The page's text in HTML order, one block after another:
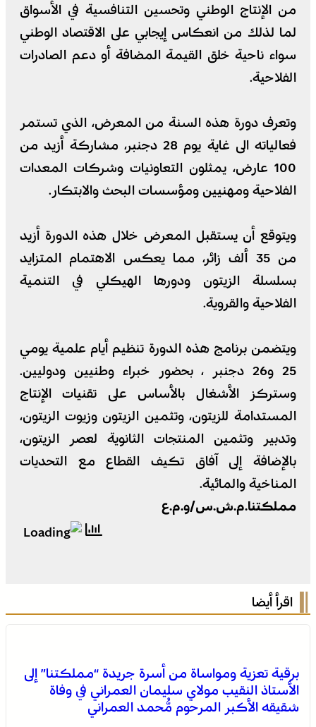
من الإنتاج الوطني وتحسين التنافسية في الأسواق
لما لذلك من انعكاس إيجابي على الاقتصاد الوطني
سواء ناحية خلق القيمة المضافة أو دعم الصادرات
الفلاحية.
وتعرف دورة هذه السنة من المعرض، الذي تستمر
فعالياته الى غاية يوم 28 دجنبر، مشاركة أزيد من
100 عارض، يمثلون التعاونيات وشركات المعدات
الفلاحية ومهنيين ومؤسسات البحث والابتكار.
ويتوقع أن يستقبل المعرض خلال هذه الدورة أزيد
من 35 ألف زائر، مما يعكس الاهتمام المتزايد
بسلسلة الزيتون ودورها الهيكلي في التنمية
الفلاحية والقروية.
ويتضمن برنامج هذه الدورة تنظيم أيام علمية يومي
25 و26 دجنبر ، بحضور خبراء وطنيين ودوليين.
وستركز الأشغال بالأساس على تقنيات الإنتاج
المستدامة للزيتون، وتثمين الزيتون وزيوت الزيتون،
وتدبير وتثمين المنتجات الثانوية لعصر الزيتون،
بالإضافة إلى آفاق تكيف القطاع مع التحديات
المناخية والمائية.
مملكتنا.م.ش.س/و.م.ع
اقرأ أيضا
برقية تعزية ومواساة من أسرة جريدة “مملكتنا” إلى
الأستاذ النقيب مولاي سليمان العمراني في وفاة
شقيقه الأكبر المرحوم مُّحمد العمراني